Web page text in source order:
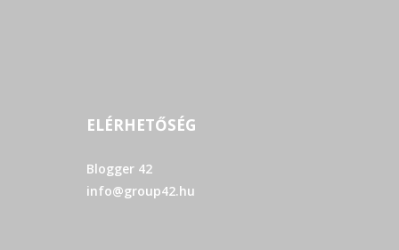
ELÉRHETŐSÉG
Blogger 42
info@group42.hu